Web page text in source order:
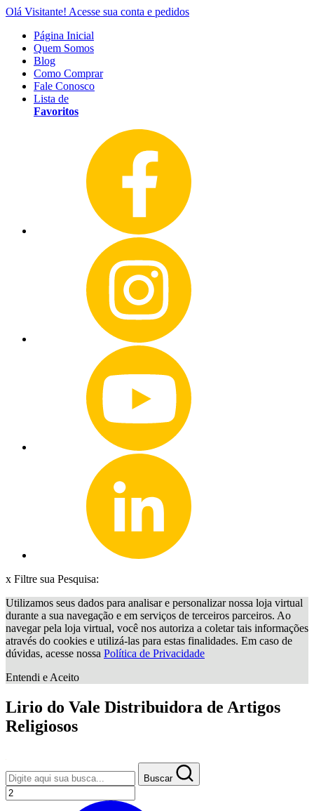
Olá Visitante! Acesse sua conta e pedidos
Página Inicial
Quem Somos
Blog
Como Comprar
Fale Conosco
Lista de
Favoritos
x Filtre sua Pesquisa:
Utilizamos seus dados para analisar e personalizar nossa loja virtual
durante a sua navegação e em serviços de terceiros parceiros. Ao
navegar pela loja virtual, você nos autoriza a coletar tais informações
através do cookies e utilizá-las para estas finalidades. Em caso de
dúvidas, acesse nossa Política de Privacidade
Entendi e Aceito
Lirio do Vale Distribuidora de Artigos
Religiosos
Buscar